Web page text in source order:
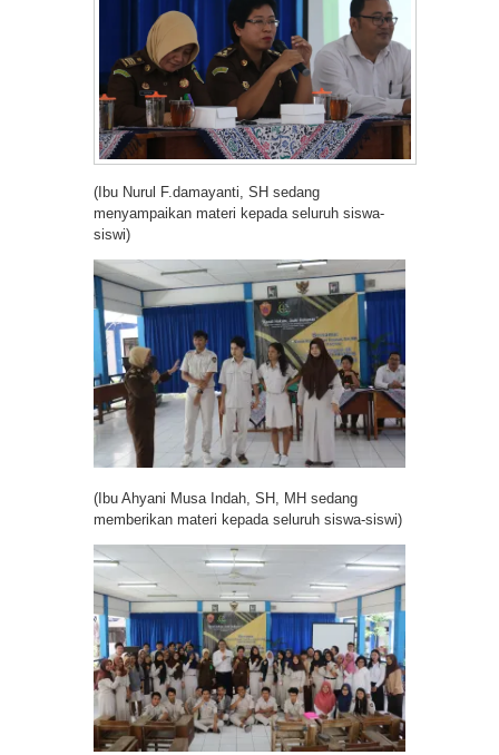
(Ibu Nurul F.damayanti, SH sedang
menyampaikan materi kepada seluruh siswa-
siswi)
(Ibu Ahyani Musa Indah, SH, MH sedang
memberikan materi kepada seluruh siswa-siswi)